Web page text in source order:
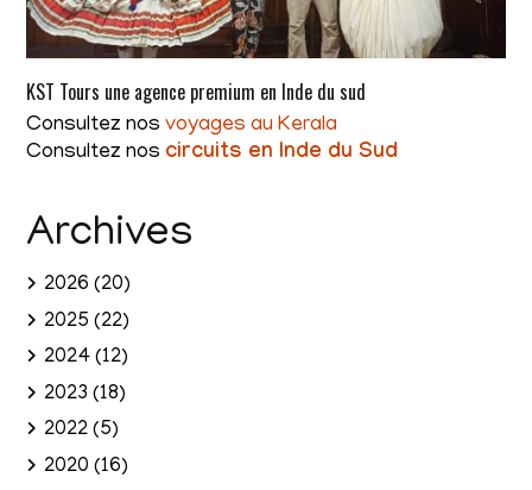
KST Tours une agence premium en Inde du sud
Consultez nosvoyages au Kerala
Consultez nos circuits en Inde du Sud
Archives
2026 (20)
2025 (22)
2024 (12)
2023 (18)
2022 (5)
2020 (16)